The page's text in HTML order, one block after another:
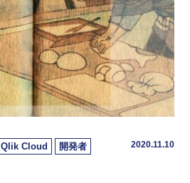
Qlik Cloud
開発者
2020.11.10